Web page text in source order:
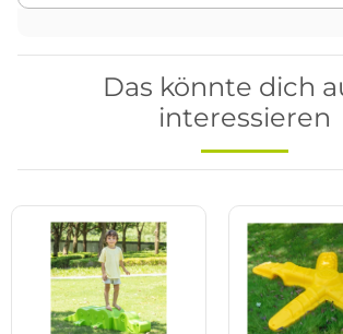
Das könnte dich
interessieren